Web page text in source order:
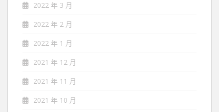
2022 年 3 月
2022 年 2 月
2022 年 1 月
2021 年 12 月
2021 年 11 月
2021 年 10 月